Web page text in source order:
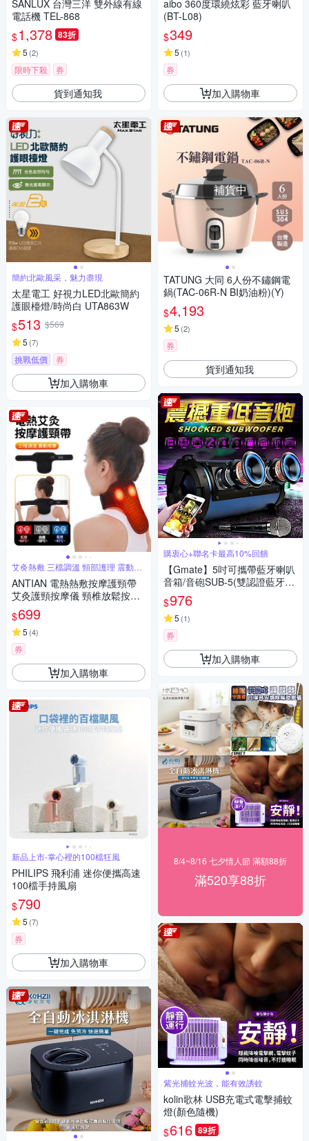
SANLUX 台灣三洋 雙外線有線
電話機 TEL-868
$1,378 83折
5 (2)
限時下殺 券
貨到通知我
簡約北歐風采，魅力盡現
太星電工 好視力LED北歐簡約
護眼檯燈/時尚白 UTA863W
$513 $569
5 (7)
挑戰低價 券
加入購物車
艾灸熱敷 三檔調溫 頸部護理 震動按
摩
ANTIAN 電熱熱敷按摩護頸帶
艾灸護頸按摩儀 頸椎放鬆按摩
器 護脖保暖神器
$699
5 (4)
券
加入購物車
新品上市-掌心裡的100檔狂風
PHILIPS 飛利浦 迷你便攜高速
100檔手持風扇
$790
5 (7)
券
加入購物車
aibo 360度環繞炫彩 藍牙喇叭
(BT-L08)
$349
5 (1)
券
加入購物車
補貨中
TATUNG 大同 6人份不鏽鋼電
鍋(TAC-06R-N BI奶油粉)(Y)
$4,193
5 (2)
券
貨到通知我
購衷心+聯名卡最高10%回饋
【Gmate】5吋可攜帶藍牙喇叭
音箱/音砲SUB-5(雙認證藍牙
版)
$976
5 (1)
券
加入購物車
8/4~8/16 七夕情人節 滿額88折
滿520享88折
紫光捕蚊光波，能有效誘蚊
kolin歌林 USB充電式電擊捕蚊
燈(顏色隨機)
$616 89折